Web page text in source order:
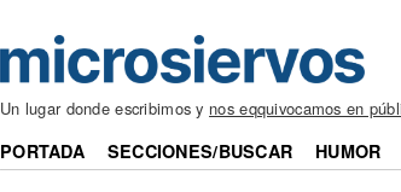
Un lugar donde escribimos y nos eqquivocamos en
PORTADA SECCIONES/BUSCAR HUMOR